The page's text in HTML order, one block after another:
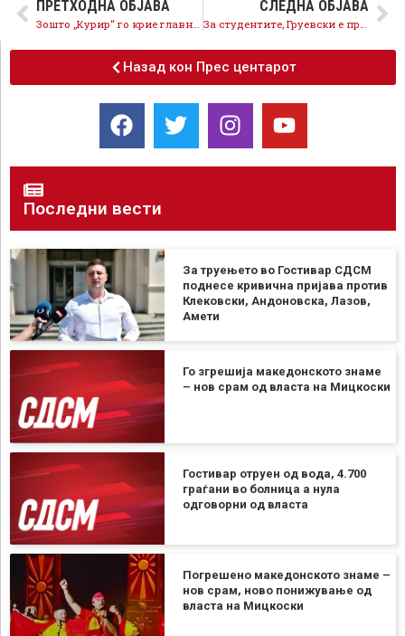
ПРЕТХОДНА ОБЈАВА СЛЕДНА ОБЈАВА
Назад кон Прес центарот
Последни вести
За труењето во Гостивар СДСМ
поднесе кривична пријава против
Клековски, Андоновска, Лазов,
Амети
Го згрешија македонското знаме
– нов срам од власта на Мицкоски
Гостивар отруен од вода, 4.700
граѓани во болница а нула
одговорни од власта
Погрешено македонското знаме –
нов срам, ново понижување од
власта на Мицкоски